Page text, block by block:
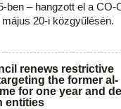
ben – hangzott el a CO-
20-i közgyűlésén.
renews restrictive
the former al-
for one year and
entities